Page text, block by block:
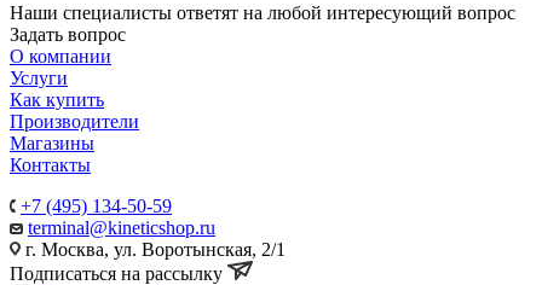
Наши специалисты ответят на любой интересующий вопрос
Задать вопрос
О компании
Услуги
Как купить
Производители
Магазины
Контакты
+7 (495) 134-50-59
terminal@kineticshop.ru
г. Москва, ул. Воротынская, 2/1
Подписаться на рассылку